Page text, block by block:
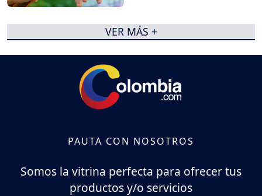
VER MÁS +
PAUTA CON NOSOTROS
Somos la vitrina perfecta para ofrecer tus
productos y/o servicios